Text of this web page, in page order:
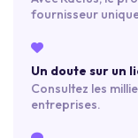
recherche de
fournisseur
Un doute sur un
Consultez les
entreprises.